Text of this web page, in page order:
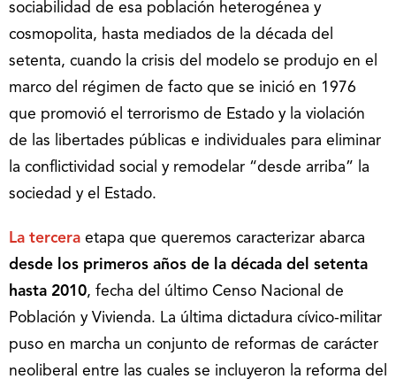
sociabilidad de esa población heterogénea y
cosmopolita, hasta mediados de la década del
setenta, cuando la crisis del modelo se produjo en el
marco del régimen de facto que se inició en 1976
que promovió el terrorismo de Estado y la violación
de las libertades públicas e individuales para eliminar
la conflictividad social y remodelar “desde arriba” la
sociedad y el Estado.
La tercera etapa que queremos caracterizar abarca
desde los primeros años de la década del setenta
hasta 2010, fecha del último Censo Nacional de
Población y Vivienda. La última dictadura cívico-militar
puso en marcha un conjunto de reformas de carácter
neoliberal entre las cuales se incluyeron la reforma del